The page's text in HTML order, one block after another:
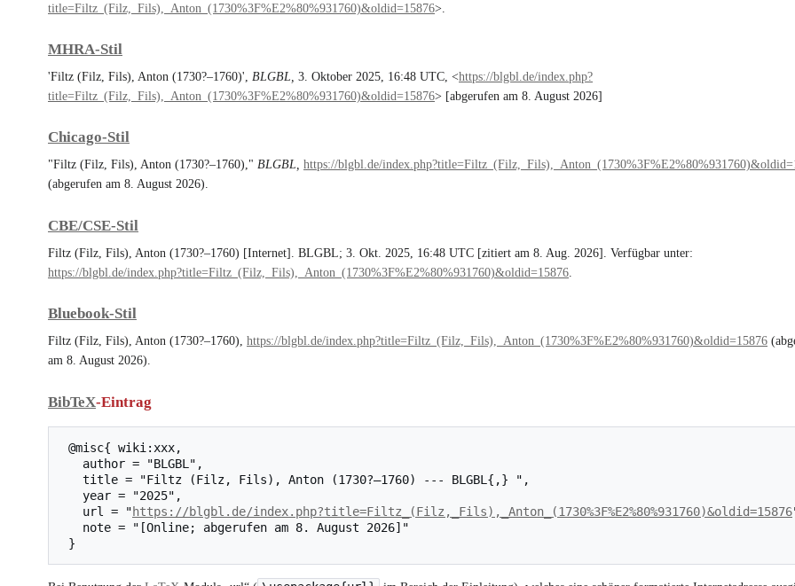
title=Filtz_(Filz,_Fils),_Anton_(1730%3F%E2%80%931760)&oldid=15876>.
MHRA-Stil
'Filtz (Filz, Fils), Anton (1730?–1760)', BLGBL, 3. Oktober 2025, 16:48 UTC, <https://blgbl.de/index.php?
title=Filtz_(Filz,_Fils),_Anton_(1730%3F%E2%80%931760)&oldid=15876> [abgerufen am 8. August 2026]
Chicago-Stil
"Filtz (Filz, Fils), Anton (1730?–1760)," BLGBL, https://blgbl.de/
(abgerufen am 8. August 2026).
CBE/CSE-Stil
Filtz (Filz, Fils), Anton (1730?–1760) [Internet]. BLGBL; 3. Okt. 2025, 16:48 UTC [zitiert am 8. Aug. 2026]. Verfügbar unter:
https://blgbl.de/index.php?title=Filtz_(Filz,_Fils),_Anton_(1730%3F%E2%80%931760)&oldid=15876
Bluebook-Stil
Filtz (Filz, Fils), Anton (1730?–1760), https://blgbl.de/index.php?title=Filtz_(Filz,_Fils),_Anton_(1730%3F%E2%80%931760)&oldid=15876
am 8. August 2026).
BibTeX-Eintrag
   url = "
https://blgbl.de/index.php?title=Filtz_(Filz,_Fils),_Anton_(1730%3F%E2%80%931760)&oldid=15876